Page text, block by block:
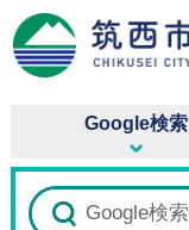
Google検索